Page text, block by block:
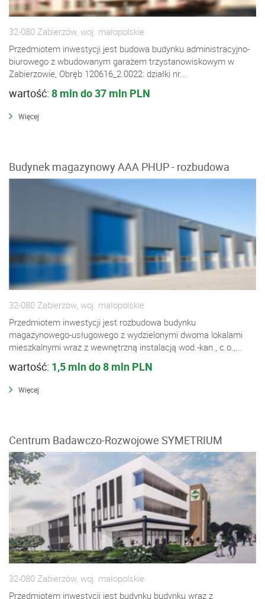
32-080 Zabierzów, woj. małopolskie
Przedmiotem inwestycji jest budowa budynku administracyjno-
biurowego z wbudowanym garażem trzystanowiskowym w
Zabierzowie, Obręb 120616_2.0022: działki nr...
wartość: 8 mln do 37 mln PLN
Więcej
Budynek magazynowy AAA PHUP - rozbudowa
32-080 Zabierzów, woj. małopolskie
Przedmiotem inwestycji jest rozbudowa budynku
magazynowego-usługowego z wydzielonymi dwoma lokalami
mieszkalnymi wraz z wewnętrzną instalacją wod.-kan., c.o.,...
wartość: 1,5 mln do 8 mln PLN
Więcej
Centrum Badawczo-Rozwojowe SYMETRIUM
32-080 Zabierzów, woj. małopolskie
Przedmiotem inwestycji jest budynku budynku wraz z